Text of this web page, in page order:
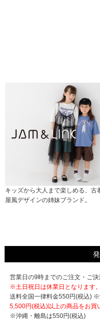
キッズから大人まで楽しめる、古
屋風デザインの姉妹ブランド。
営業日の9時までのご注文・ご
※土日祝日は休業日となります。
送料全国一律料金550円(税込) ※
5,500円(税込)以上の商品をお買
※沖縄・離島は550円(税込)